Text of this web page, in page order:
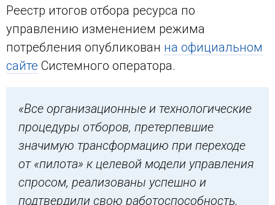
Реестр итогов отбора ресурса по
управлению изменением режима
потребления опубликован на официальном
сайте Системного оператора.
«Все организационные и технологические
процедуры отборов, претерпевшие
значимую трансформацию при переходе
от «пилота» к целевой модели управления
спросом, реализованы успешно и
подтвердили свою работоспособность.